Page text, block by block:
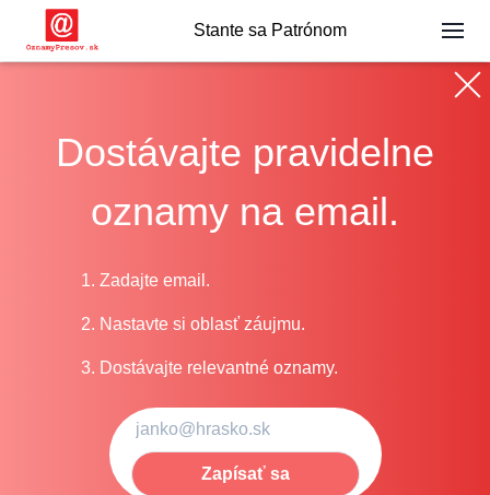
Stante sa Patrónom
Dostávajte pravidelne
oznamy na email.
1. Zadajte email.
2. Nastavte si oblasť záujmu.
3. Dostávajte relevantné oznamy.
Zapísať sa